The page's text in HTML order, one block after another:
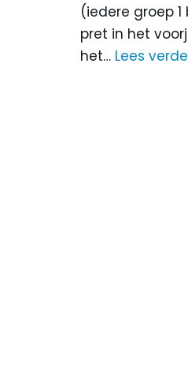
(iedere groep
pret in het
het… Lees